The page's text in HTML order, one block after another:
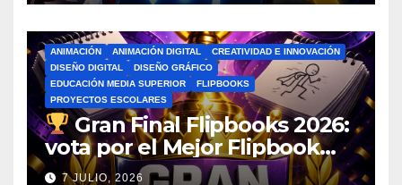
ANIMACIÓN ANIMACIÓN DIGITAL
CREATIVIDAD E INNOVACIÓN
DISEÑO DIGITAL
DISEÑO GRÁFICO
EDUCACIÓN MEDIA SUPERIOR
FLIPBOOKS
PROYECTOS ESCOLARES
Gran Final Flipbooks 2026:
vota por el Mejor Flipbook
del Ciclo Escolar
7 JULIO, 2026